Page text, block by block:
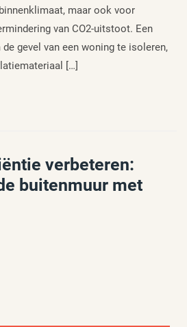
maar ook voor
van CO2-uitstoot. Een
gevel van een woning te isoleren,
[…]
verbeteren:
buitenmuur met